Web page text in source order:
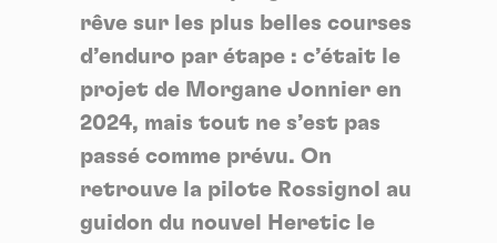
rêve sur les plus belles courses
d’enduro par étape : c’était le
projet de Morgane Jonnier en
2024, mais tout ne s’est pas
passé comme prévu. On
retrouve la pilote Rossignol au
guidon du nouvel Heretic le